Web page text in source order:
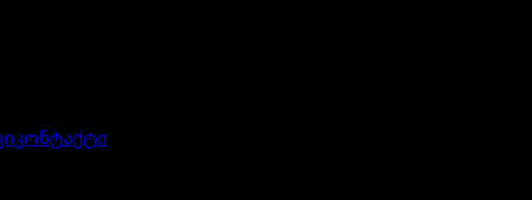
კონტაქტი